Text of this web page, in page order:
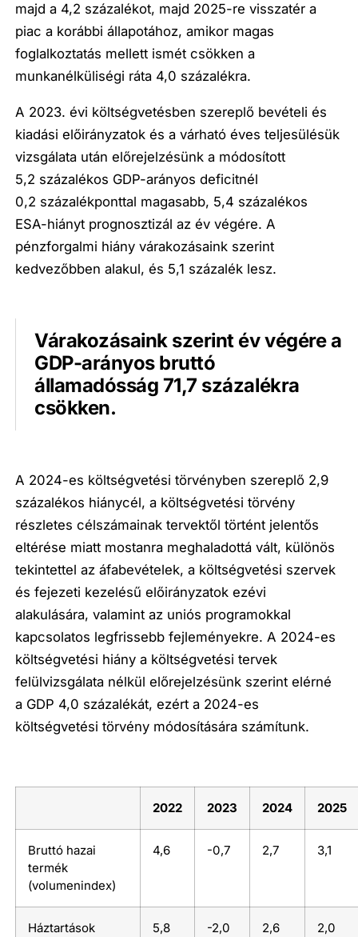
majd a 4,2 százalékot, majd 2025-re visszatér a
piac a korábbi állapotához, amikor magas
foglalkoztatás mellett ismét csökken a
munkanélküliségi ráta 4,0 százalékra.
A 2023. évi költségvetésben szereplő bevételi és
kiadási előirányzatok és a várható éves teljesülésük
vizsgálata után előrejelzésünk a módosított
5,2 százalékos GDP-arányos deficitnél
0,2 százalékponttal magasabb, 5,4 százalékos
ESA-hiányt prognosztizál az év végére. A
pénzforgalmi hiány várakozásaink szerint
kedvezőbben alakul, és 5,1 százalék lesz.
Várakozásaink szerint év végére a
GDP-arányos bruttó
államadósság 71,7 százalékra
csökken.
A 2024-es költségvetési törvényben szereplő 2,9
százalékos hiánycél, a költségvetési törvény
részletes célszámainak tervektől történt jelentős
eltérése miatt mostanra meghaladottá vált, különös
tekintettel az áfabevételek, a költségvetési szervek
és fejezeti kezelésű előirányzatok ezévi
alakulására, valamint az uniós programokkal
kapcsolatos legfrissebb fejleményekre. A 2024-es
költségvetési hiány a költségvetési tervek
felülvizsgálata nélkül előrejelzésünk szerint elérné
a GDP 4,0 százalékát, ezért a 2024-es
költségvetési törvény módosítására számítunk.
2022 2023 2024 2025
Bruttó hazai
termék
(volumenindex)
4,6 -0,7 2,7 3,1
Háztartások
5,8 -2,0 2,6 2,0